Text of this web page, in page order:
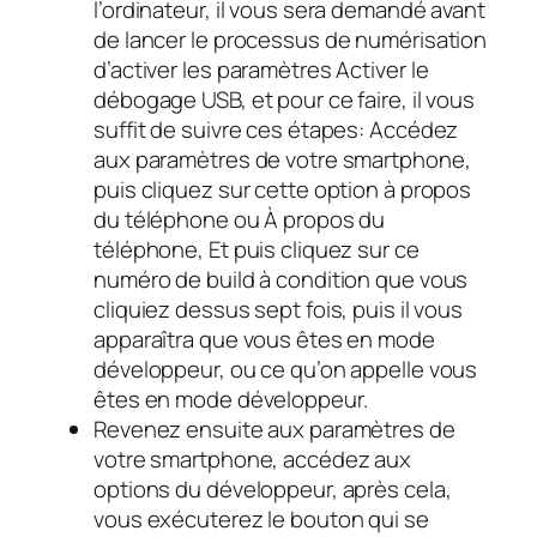
l’ordinateur, il vous sera demandé avant
de lancer le processus de numérisation
d’activer les paramètres Activer le
débogage USB, et pour ce faire, il vous
suffit de suivre ces étapes: Accédez
aux paramètres de votre smartphone,
puis cliquez sur cette option à propos
du téléphone ou À propos du
téléphone, Et puis cliquez sur ce
numéro de build à condition que vous
cliquiez dessus sept fois, puis il vous
apparaîtra que vous êtes en mode
développeur, ou ce qu’on appelle vous
êtes en mode développeur.
Revenez ensuite aux paramètres de
votre smartphone, accédez aux
options du développeur, après cela,
vous exécuterez le bouton qui se